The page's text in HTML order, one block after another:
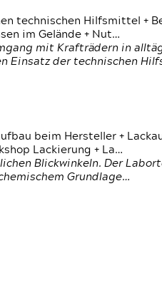
technischen Hilfsmittel +
im Gelände + Nut…
mit Krafträdern in
Einsatz der technischen
beim Hersteller +
Lackierung + La…
Blickwinkeln. Der
Grundlage…